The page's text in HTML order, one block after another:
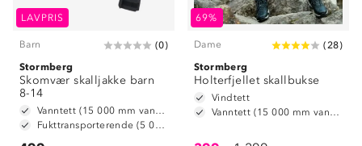
LAVPRIS
Barn (0)
Stormberg
Skomvær skalljakke barn
8-14
Vanntett (15 000 mm vannsøyle)
Fukttransporterende (5 000 g/ m2/ 24t)
69%
Dame (28)
Stormberg
Holterfjellet skallbukse
Vindtett
Vanntett (15 000 mm vannsøyle)